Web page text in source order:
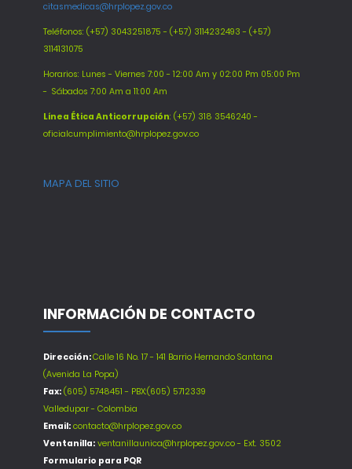
citasmedicas@hrplopez.gov.co
Teléfonos: (+57) 3043251875 - (+57) 3114232493 - (+57)
3114131075
Horarios: Lunes - Viernes 7:00 - 12:00 Am y 02:00 Pm 05:00 Pm
- Sábados 7:00 Am a 11:00 Am
Línea Ética Anticorrupción: (+57) 318 3546240 -
oficialcumplimiento@hrplopez.gov.co
MAPA DEL SITIO
INFORMACIÓN DE CONTACTO
Dirección:Calle 16 No. 17 - 141 Barrio Hernando Santana
(Avenida La Popa)
Fax: (605) 5748451 - PBX:(605) 5712339
Valledupar - Colombia
Email: contacto@hrplopez.gov.co
Ventanilla: ventanillaunica@hrplopez.gov.co - Ext. 3502
Formulario para PQR